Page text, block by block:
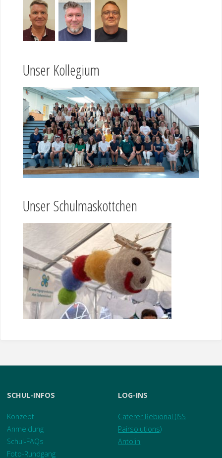
Unser Kollegium
Unser Schulmaskottchen
SCHUL-INFOS
Konzept
Anmeldung
Schul-FAQs
Foto-Rundgang
LOG-INS
Caterer Rebional (ISS
Pairsolutions)
Antolin